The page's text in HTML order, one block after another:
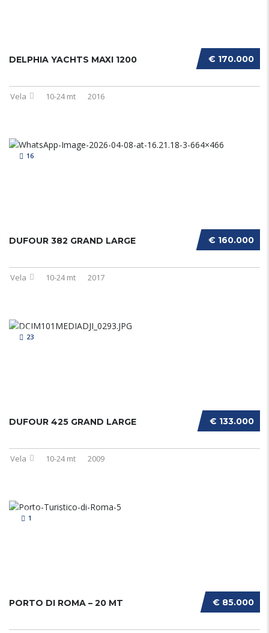
€ 170.000
DELPHIA YACHTS MAXI 1200
Vela 10-24 mt 2016
16
€ 160.000
DUFOUR 382 GRAND LARGE
Vela 10-24 mt 2017
23
€ 133.000
DUFOUR 425 GRAND LARGE
Vela 10-24 mt 2009
1
€ 85.000
PORTO DI ROMA – 20 MT